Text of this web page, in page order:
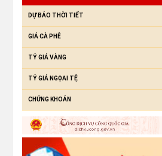
DỰ BÁO THỜI TIẾT
GIÁ CÀ PHÊ
TỶ GIÁ VÀNG
TỶ GIÁ NGỌAI TỆ
CHỨNG KHOÁN